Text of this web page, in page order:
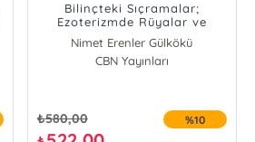
Bilinçteki Sıçramalar;
Ezoterizmde Rüyalar ve
Boyutlar
Nimet Erenler Gülkökü
CBN Yayınları
₺580,00 %10